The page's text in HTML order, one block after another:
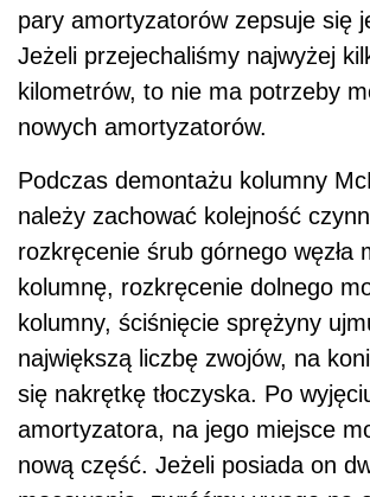
pary amortyzatorów zepsuje się
Jeżeli przejechaliśmy najwyżej
kilometrów, to nie ma potrzeby
nowych amortyzatorów.
Podczas demontażu kolumny
należy zachować kolejność
rozkręcenie śrub górnego węzła
kolumnę, rozkręcenie dolnego
kolumny, ściśnięcie sprężyny
największą liczbę zwojów, na
się nakrętkę tłoczyska. Po
amortyzatora, na jego miejsce
nową część. Jeżeli posiada on